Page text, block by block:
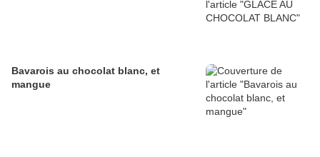
Bavarois au chocolat blanc, et
mangue